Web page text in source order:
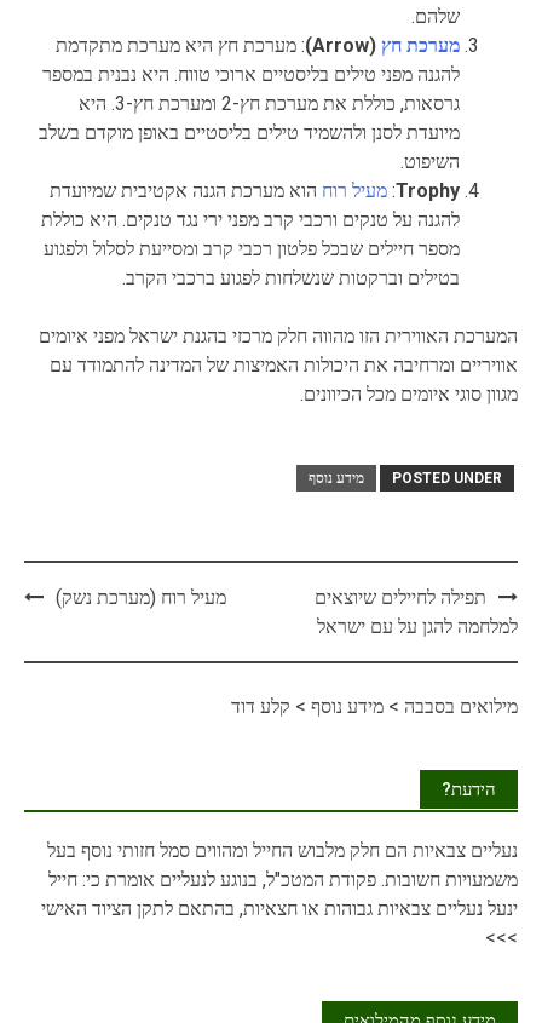
שלהם.
מערכת חץ (Arrow)
: מערכת חץ היא מערכת מתקדמת
להגנה מפני טילים בליסטיים ארוכי טווח. היא נבנית במספר
גרסאות, כוללת את מערכת חץ-2 ומערכת חץ-3. היא
מיועדת לסנן ולהשמיד טילים בליסטיים באופן מוקדם בשלב
השיפוט.
Trophy
: מעיל רוח הוא מערכת הגנה אקטיבית שמיועדת
להגנה על טנקים ורכבי קרב מפני ירי נגד טנקים. היא כוללת
מספר חיילים שבכל פלטון רכבי קרב ומסייעת לסלול ולפגוע
בטילים וברקטות שנשלחות לפגוע ברכבי הקרב.
המערכת האווירית הזו מהווה חלק מרכזי בהגנת ישראל מפני איומים
אוויריים ומרחיבה את היכולות האמיצות של המדינה להתמודד עם
מגוון סוגי איומים מכל הכיוונים.
POSTED UNDER מידע נוסף
Post
navigation
תפילה לחיילים שיוצאים
למלחמה להגן על עם ישראל
מעיל רוח (מערכת נשק)
מילואים בסבבה > מידע נוסף > קלע דוד
הידעת?
נעליים צבאיות הם חלק מלבוש החייל ומהווים סמל חזותי נוסף בעל
משמעויות חשובות. פקודת המטכ"ל, בנוגע לנעליים אומרת כי: חייל
ינעל נעליים צבאיות גבוהות או חצאיות, בהתאם לתקן הציוד האישי
>>>